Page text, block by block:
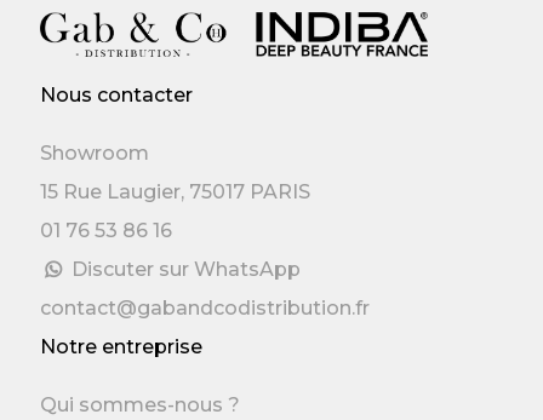
Nous contacter
Showroom
15 Rue Laugier, 75017 PARIS
01 76 53 86 16
Discuter sur WhatsApp
contact@gabandcodistribution.fr
Notre entreprise
Qui sommes-nous ?